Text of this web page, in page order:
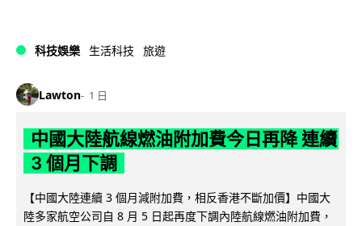
科技娛樂 生活科技 旅遊
Lawton 1 日
中國大陸航線燃油附加費今日再降 連續
3 個月下調
【中國大陸連續 3 個月減附加費，相反香港不斷加價】中國大
陸多家航空公司自 8 月 5 日起再度下調內陸航線燃油附加費，